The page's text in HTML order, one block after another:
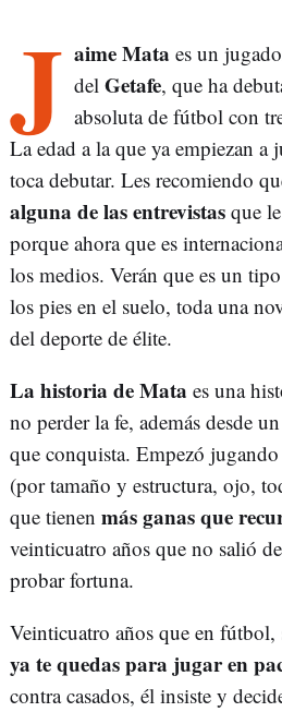
J aime Mata es un
del Getafe, que ha
absoluta de fútbol con
La edad a la que ya empiezan
toca debutar. Les recomiendo
alguna de las entrevistas que
porque ahora que es
los medios. Verán que es un
los pies en el suelo, toda una
del deporte de élite.
La historia de Mata es una
no perder la fe, además desde
que conquista. Empezó
(por tamaño y estructura, ojo,
que tienen más ganas que
veinticuatro años que no salió
probar fortuna.
Veinticuatro años que en fútbol,
ya te quedas para jugar en
contra casados, él insiste y